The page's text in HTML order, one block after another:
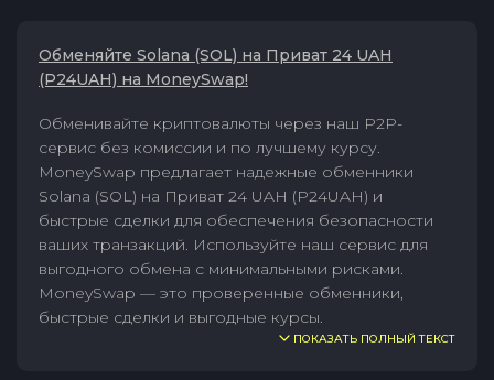
Обменяйте Solana (SOL) на Приват 24 UAH
(P24UAH) на MoneySwap!
Обменивайте криптовалюты через наш P2P-
сервис без комиссии и по лучшему курсу.
MoneySwap предлагает надежные обменники
Solana (SOL) на Приват 24 UAH (P24UAH) и
быстрые сделки для обеспечения безопасности
ваших транзакций. Используйте наш сервис для
выгодного обмена с минимальными рисками.
MoneySwap — это проверенные обменники,
быстрые сделки и выгодные курсы.
ПОКАЗАТЬ ПОЛНЫЙ ТЕКСТ